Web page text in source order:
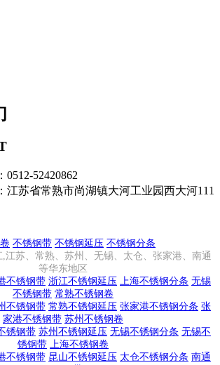
0512-52420862
江苏省常熟市尚湖镇大河工业园西大河111
不锈钢带 不锈钢延压 不锈钢分条
江苏、常熟、苏州、无锡、太仓、张家港、南通
等华东地区
不锈钢带 浙江不锈钢延压 上海不锈钢分条 无锡
不锈钢带 常熟不锈钢卷
不锈钢带 常熟不锈钢延压 张家港不锈钢分条 张
家港不锈钢带 苏州不锈钢卷
锈钢带 苏州不锈钢延压 无锡不锈钢分条 无锡不
锈钢带
上海不锈钢卷
不锈钢带 昆山不锈钢延压 太仓不锈钢分条 南通